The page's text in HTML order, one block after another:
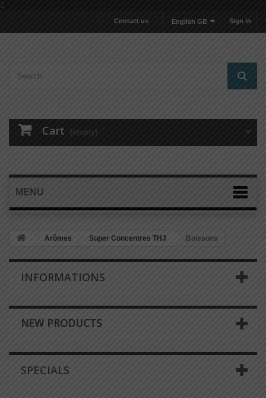
1
Sign in
English GB
Contact us
Cart (empty)
MENU
Arômes Super Concentres THJ Boissons
INFORMATIONS
NEW PRODUCTS
SPECIALS